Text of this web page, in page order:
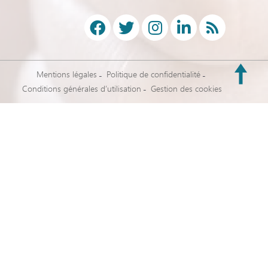
Mentions légales
Politique de confidentialité
Conditions générales d’utilisation
Gestion des cookies